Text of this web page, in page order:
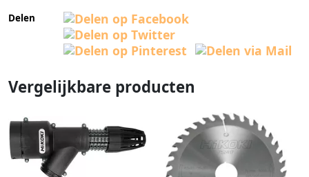
Delen
Vergelijkbare producten